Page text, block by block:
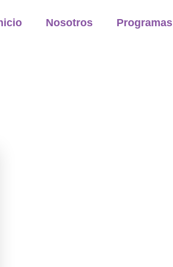
Nosotros Programas